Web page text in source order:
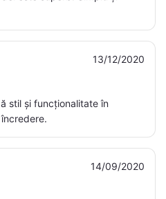
13/12/2020
stil și funcționalitate în
14/09/2020